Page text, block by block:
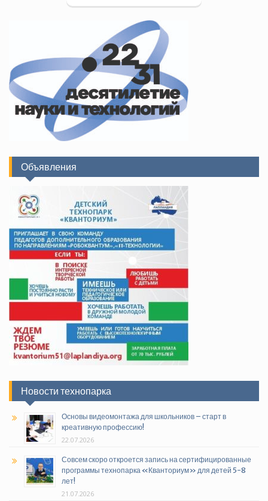
Объявления
Новости технопарка
Основы видеомонтажа для школьников – старт в
креативную профессию!
22.07.2026
Совсем скоро откроется запись на сертифицированные
программы технопарка «Кванториум» для детей 5-8
лет!
21.07.2026